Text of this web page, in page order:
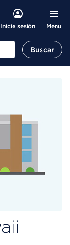
Inicie sesión Menu
Buscar